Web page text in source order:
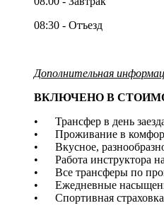
08:30 - Отъезд
Дополнительная
ВКЛЮЧЕНО В
• Трансфер в день
• Проживание в
• Вкусное,
• Работа инструктора
• Все трансферы по
• Ежедневные
• Спортивная